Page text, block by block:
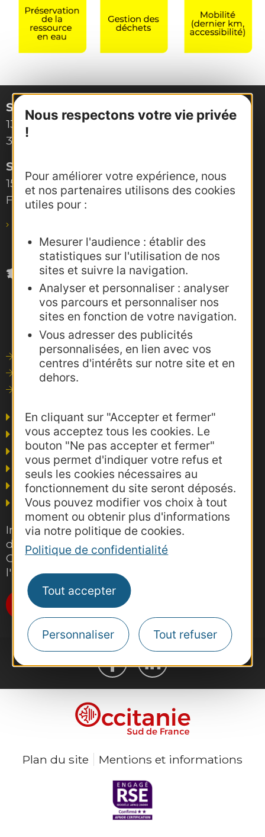
Nous respectons votre vie privée
!
Pour améliorer votre expérience, nous
et nos partenaires utilisons des cookies
utiles pour :
Mesurer l'audience : établir des
statistiques sur l'utilisation de nos
sites et suivre la navigation.
Analyser et personnaliser : analyser
vos parcours et personnaliser nos
sites en fonction de votre navigation.
Vous adresser des publicités
personnalisées, en lien avec vos
centres d'intérêts sur notre site et en
dehors.
En cliquant sur "Accepter et fermer"
vous acceptez tous les cookies. Le
bouton "Ne pas accepter et fermer"
vous permet d'indiquer votre refus et
seuls les cookies nécessaires au
fonctionnement du site seront déposés.
Vous pouvez modifier vos choix à tout
moment ou obtenir plus d'informations
via notre politique de cookies.
Politique de confidentialité
Tout accepter
Personnaliser Tout refuser
Site de Montpellier
132, boulevard Pénélope
34000 Montpellier
Site de Toulouse
15, rue Rivals – CS 78543
F-31685 Toulouse Cedex 6
Outils de communication
Photothèque
Agence AD'OCC
Presse et influence
Voyagistes
Business/Mice
Thermalisme
Grand public
Inscrivez-vous gratuitement à la lettre
d'information pro de la destination
Occitanie pour suivre nos actions et
l'actualité du tourisme dans la région
Je m'abonne
Plan du site Mentions et informations